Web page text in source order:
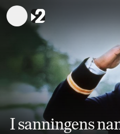
I sanningens